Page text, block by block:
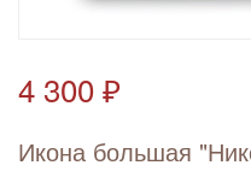
4 300 ₽
Икона большая